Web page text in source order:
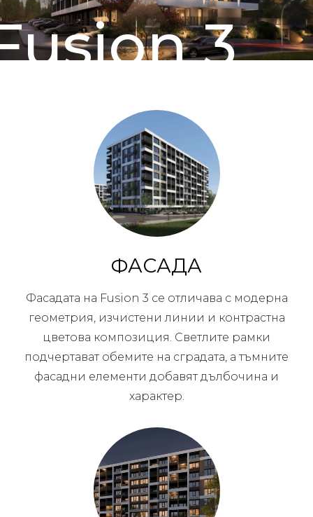
3
ФАСАДА
Фасадата на Fusion 3 се отличава с модерна
геометрия, изчистени линии и контрастна
цветова композиция. Светлите рамки
подчертават обемите на сградата, а тъмните
фасадни елементи добавят дълбочина и
характер.